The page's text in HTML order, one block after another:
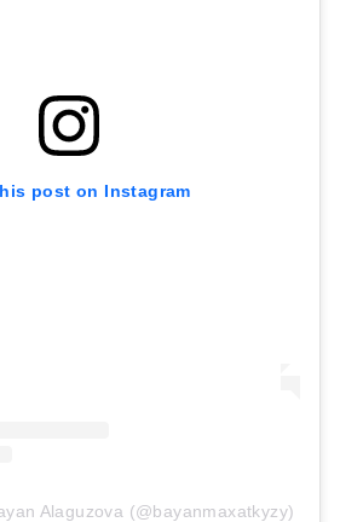
post on Instagram
Alaguzova (@bayanmaxatkyzy)